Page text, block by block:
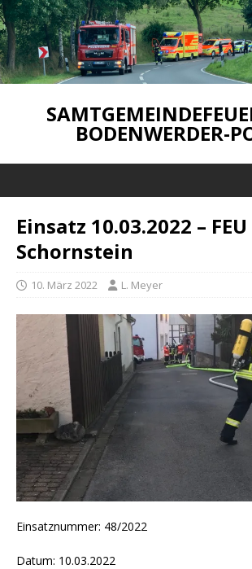
BODENWERDER-
Einsatz 10.03.2022 – FEU
Schornstein
10. März 2022 L. Meyer
Einsatznummer: 48/2022
Datum: 10.03.2022